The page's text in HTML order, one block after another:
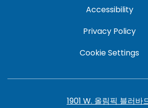
Accessibility
Privacy Policy
Cookie Settings
1901 W. 올림픽 블러바